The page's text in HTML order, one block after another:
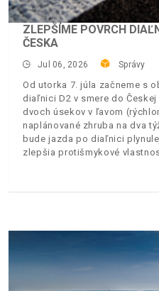
ZLEPŠÍME POVRCH
ČESKA
Jul 06, 2026 Správy
Od utorka 7. júla začneme s
diaľnici D2 v smere do
dvoch úsekov v ľavom
naplánované zhruba na dva
bude jazda po diaľnici
zlepšia protišmykové